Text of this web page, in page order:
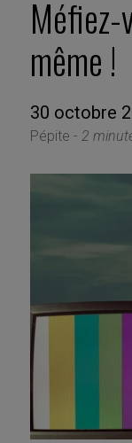
Méfiez-
même !
30 octobre
Pépite - 2